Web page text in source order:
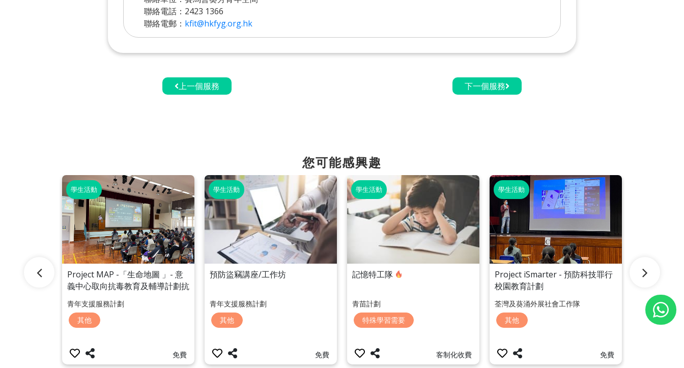
聯絡電話：2423 1366
聯絡電郵： kfit@hkfyg.org.hk
上一個服務 下一個服務
您可能感興趣
到校服務－
學生活動
Project MAP -「生命地圖 」- 意
義中心取向抗毒教育及輔導計劃抗
毒教育及識別評估服務
青年支援服務計劃
其他
免費
學生活動
預防盜竊講座/工作坊
青年支援服務計劃
其他
免費
學生活動
記憶特工隊
青苗計劃
特殊學習需要
客制化收費
學生活動
Project iSmarter - 預防科技罪行
校園教育計劃
荃灣及葵涌外展社會工作隊
其他
免費
預防盜竊講
青年支援服務
其他